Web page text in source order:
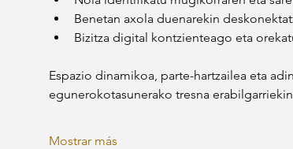
Benetan axola duenarekin
Bizitza digital kontzienteago eta
Espazio dinamikoa, parte-hartzailea eta
egunerokotasunerako tresna
Mostrar más